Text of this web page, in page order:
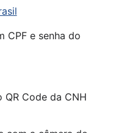
CPF e senha do
Code da CNH